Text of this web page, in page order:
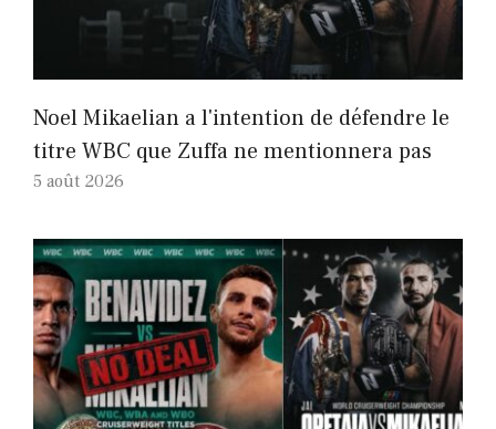
Noel Mikaelian a l'intention de défendre le
titre WBC que Zuffa ne mentionnera pas
5 août 2026